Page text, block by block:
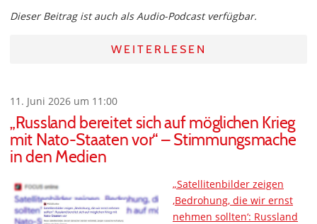
Dieser Beitrag ist auch als Audio-Podcast verfügbar.
WEITERLESEN
11. Juni 2026 um 11:00
„Russland bereitet sich auf möglichen Krieg
mit Nato-Staaten vor“ – Stimmungsmache
in den Medien
„Satellitenbilder zeigen
‚Bedrohung, die wir ernst
nehmen sollten‘: Russland